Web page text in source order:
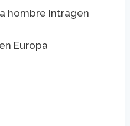
hombre Intragen
Europa